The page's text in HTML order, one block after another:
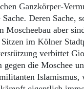
Ganzkörper-
Deren Sache,
Moscheebau aber
im Kölner
verbittet
die Moschee
Islamismus,